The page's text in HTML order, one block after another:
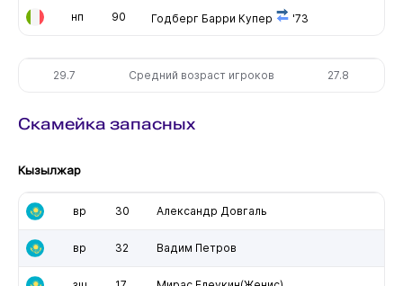
нп 90 Годберг Барри Купер '73
29.7 Средний возраст игроков 27.8
Скамейка запасных
Кызылжар
вр 30 Александр Довгаль
вр 32 Вадим Петров